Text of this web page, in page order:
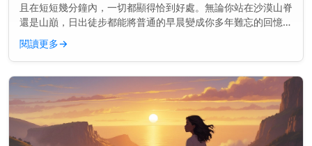
且在短短幾分鐘內，一切都顯得恰到好處。無論你站在沙漠山脊
還是山巔，日出徒步都能將普通的早晨變成你多年難忘的回憶。
快速見解： 美國最好的日出徒步結合了開闊的視野與簡單到中
等難度的步道—...
閱讀更多→